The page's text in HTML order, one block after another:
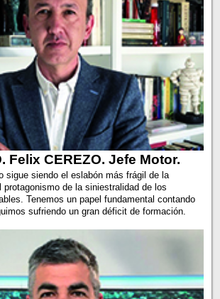
Felix CEREZO. Jefe Motor.
sigue siendo el eslabón más frágil de la
protagonismo de la siniestralidad de los
Tenemos un papel fundamental contando
sufriendo un gran déficit de formación.